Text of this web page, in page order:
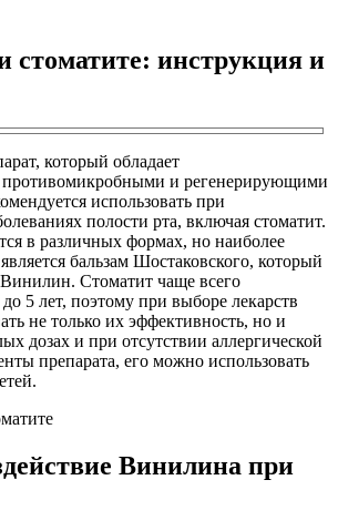
стоматите: инструкция и
который обладает
противомикробными и регенерирующими
использовать при
полости рта, включая стоматит.
в различных формах, но наиболее
бальзам Шостаковского, который
Винилин. Стоматит чаще всего
до 5 лет, поэтому при выборе лекарств
не только их эффективность, но и
дозах и при отсутствии аллергической
препарата, его можно использовать
Винилина при